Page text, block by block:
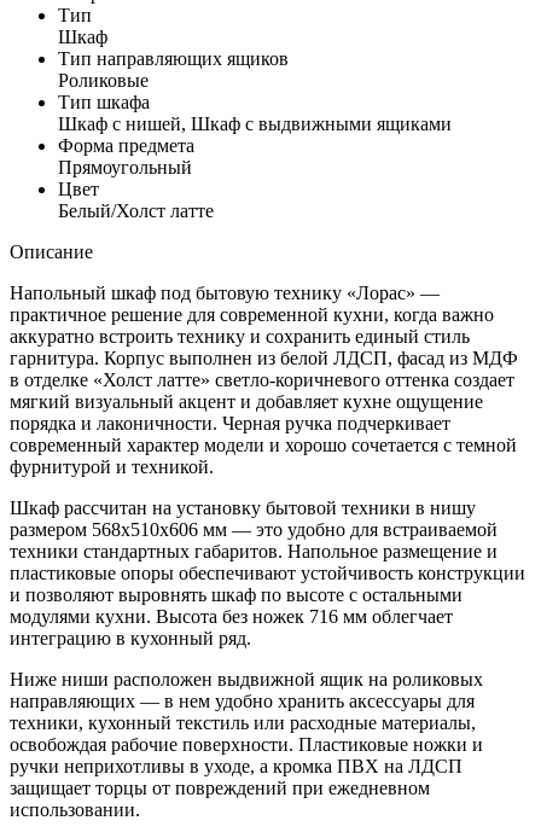
Тип
Шкаф
Тип направляющих ящиков
Роликовые
Тип шкафа
Шкаф с нишей, Шкаф с выдвижными ящиками
Форма предмета
Прямоугольный
Цвет
Белый/Холст латте
Описание
Напольный шкаф под бытовую технику «Лорас» —
практичное решение для современной кухни, когда важно
аккуратно встроить технику и сохранить единый стиль
гарнитура. Корпус выполнен из белой ЛДСП, фасад из МДФ
в отделке «Холст латте» светло-коричневого оттенка создает
мягкий визуальный акцент и добавляет кухне ощущение
порядка и лаконичности. Черная ручка подчеркивает
современный характер модели и хорошо сочетается с темной
фурнитурой и техникой.
Шкаф рассчитан на установку бытовой техники в нишу
размером 568х510х606 мм — это удобно для встраиваемой
техники стандартных габаритов. Напольное размещение и
пластиковые опоры обеспечивают устойчивость конструкции
и позволяют выровнять шкаф по высоте с остальными
модулями кухни. Высота без ножек 716 мм облегчает
интеграцию в кухонный ряд.
Ниже ниши расположен выдвижной ящик на роликовых
направляющих — в нем удобно хранить аксессуары для
техники, кухонный текстиль или расходные материалы,
освобождая рабочие поверхности. Пластиковые ножки и
ручки неприхотливы в уходе, а кромка ПВХ на ЛДСП
защищает торцы от повреждений при ежедневном
использовании.